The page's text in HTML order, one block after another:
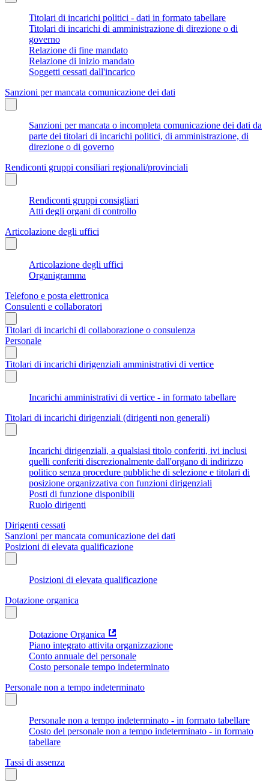
Titolari di incarichi politici - dati in formato tabellare
Titolari di incarichi di amministrazione di direzione o di
governo
Relazione di fine mandato
Relazione di inizio mandato
Soggetti cessati dall'incarico
Sanzioni per mancata comunicazione dei dati
Sanzioni per mancata o incompleta comunicazione dei dati da
parte dei titolari di incarichi politici, di amministrazione, di
direzione o di governo
Rendiconti gruppi consiliari regionali/provinciali
Rendiconti gruppi consigliari
Atti degli organi di controllo
Articolazione degli uffici
Articolazione degli uffici
Organigramma
Telefono e posta elettronica
Consulenti e collaboratori
Titolari di incarichi di collaborazione o consulenza
Personale
Titolari di incarichi dirigenziali amministrativi di vertice
Incarichi amministrativi di vertice - in formato tabellare
Titolari di incarichi dirigenziali (dirigenti non generali)
Incarichi dirigenziali, a qualsiasi titolo conferiti, ivi inclusi
quelli conferiti discrezionalmente dall'organo di indirizzo
politico senza procedure pubbliche di selezione e titolari di
posizione organizzativa con funzioni dirigenziali
Posti di funzione disponibili
Ruolo dirigenti
Dirigenti cessati
Sanzioni per mancata comunicazione dei dati
Posizioni di elevata qualificazione
Posizioni di elevata qualificazione
Dotazione organica
Dotazione Organica
Piano integrato attivita organizzazione
Conto annuale del personale
Costo personale tempo indeterminato
Personale non a tempo indeterminato
Personale non a tempo indeterminato - in formato tabellare
Costo del personale non a tempo indeterminato - in formato
tabellare
Tassi di assenza